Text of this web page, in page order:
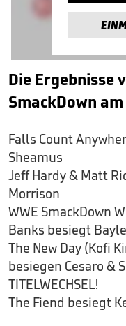
Die Ergebnisse
SmackDown
Falls Count
Sheamus
Jeff Hardy & Matt
Morrison
WWE SmackDown
Banks besiegt
The New Day (Kofi
besiegen Cesaro &
TITELWECHSEL!
The Fiend besiegt